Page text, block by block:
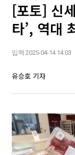
[포토] 신
타’, 역대
입력 2025-04-14 14:03
유승호 기자